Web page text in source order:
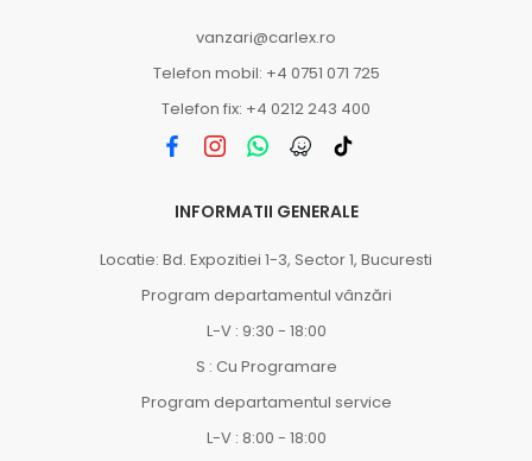
vanzari@carlex.ro
Telefon mobil: +4 0751 071 725
Telefon fix: +4 0212 243 400
INFORMATII GENERALE
Locatie: Bd. Expozitiei 1-3, Sector 1, Bucuresti
Program departamentul vânzări
L-V : 9:30 - 18:00
S : Cu Programare
Program departamentul service
L-V : 8:00 - 18:00